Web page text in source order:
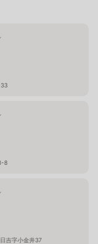
8
吉字小金井37